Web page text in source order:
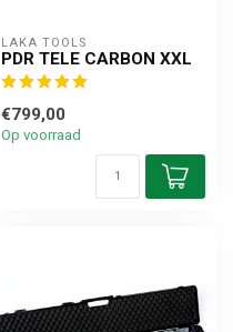
LAKA TOOLS
PDR TELE CARBON XXL
€799,00
Op voorraad